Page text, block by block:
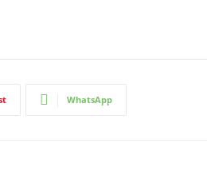
WhatsApp